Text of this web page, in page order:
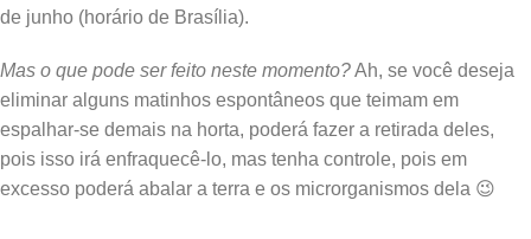
de junho (horário de Brasília).
Mas o que pode ser feito neste momento?Ah, se você deseja
eliminar alguns matinhos espontâneos que teimam em
espalhar-se demais na horta, poderá fazer a retirada deles,
pois isso irá enfraquecê-lo, mas tenha controle, pois em
excesso poderá abalar a terra e os microrganismos dela 😉